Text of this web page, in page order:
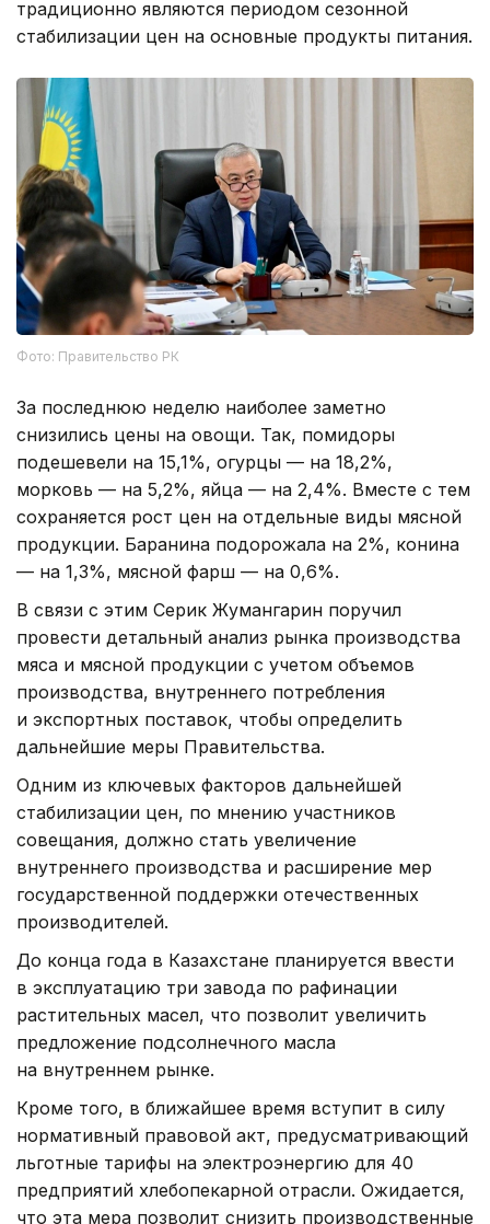
традиционно являются периодом сезонной
стабилизации цен на основные продукты питания.
Фото: Правительство РК
За последнюю неделю наиболее заметно
снизились цены на овощи. Так, помидоры
подешевели на 15,1%, огурцы — на 18,2%,
морковь — на 5,2%, яйца — на 2,4%. Вместе с тем
сохраняется рост цен на отдельные виды мясной
продукции. Баранина подорожала на 2%, конина
— на 1,3%, мясной фарш — на 0,6%.
В связи с этим Серик Жумангарин поручил
провести детальный анализ рынка производства
мяса и мясной продукции с учетом объемов
производства, внутреннего потребления
и экспортных поставок, чтобы определить
дальнейшие меры Правительства.
Одним из ключевых факторов дальнейшей
стабилизации цен, по мнению участников
совещания, должно стать увеличение
внутреннего производства и расширение мер
государственной поддержки отечественных
производителей.
До конца года в Казахстане планируется ввести
в эксплуатацию три завода по рафинации
растительных масел, что позволит увеличить
предложение подсолнечного масла
на внутреннем рынке.
Кроме того, в ближайшее время вступит в силу
нормативный правовой акт, предусматривающий
льготные тарифы на электроэнергию для 40
предприятий хлебопекарной отрасли. Ожидается,
что эта мера позволит снизить производственные